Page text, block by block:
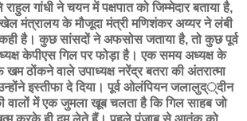
गांधी ने चयन में पक्षपात को जिम्मेदार बताया है,
मंत्रालय के मौजूदा मंत्री मणिशंकर अय्यर ने लंबी
कही है। कुछ सांसदों ने अफसोस जताया है, तो कुछ पूर्व
केपीएस गिल पर फोड़ा है। एक समय अध्यक्ष के
ठाेंकने वाले उपाध्यक्ष नरेंद्र बतरा की अंतरात्मा
इस्तीफा दे दिया। पूर्व ओलंपियन जलालुद््दीन
वालों में एक जुमला खूब चलता है कि गिल साहब जो